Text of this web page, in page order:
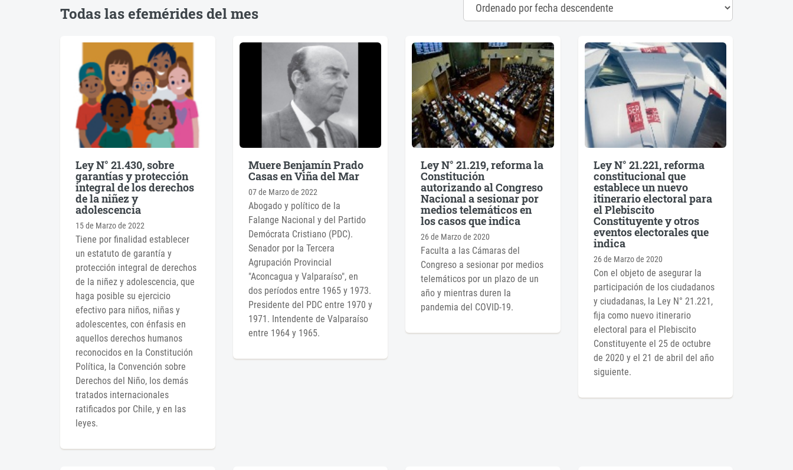
Todas las efemérides del mes
Ley N° 21.430, sobre
garantías y protección
integral de los derechos
de la niñez y
adolescencia
15 de Marzo de 2022
Tiene por finalidad establecer
un estatuto de garantía y
protección integral de derechos
de la niñez y adolescencia, que
haga posible su ejercicio
efectivo para niños, niñas y
adolescentes, con énfasis en
aquellos derechos humanos
reconocidos en la Constitución
Política, la Convención sobre
Derechos del Niño, los demás
tratados internacionales
ratificados por Chile, y en las
leyes.
Muere Benjamín Prado
Casas en Viña del Mar
07 de Marzo de 2022
Abogado y político de la
Falange Nacional y del Partido
Demócrata Cristiano (PDC).
Senador por la Tercera
Agrupación Provincial
"Aconcagua y Valparaíso", en
dos períodos entre 1965 y 1973.
Presidente del PDC entre 1970 y
1971. Intendente de Valparaíso
entre 1964 y 1965.
Ley N° 21.219, reforma la
Constitución
autorizando al Congreso
Nacional a sesionar por
medios telemáticos en
los casos que indica
26 de Marzo de 2020
Faculta a las Cámaras del
Congreso a sesionar por medios
telemáticos por un plazo de un
año y mientras duren la
pandemia del COVID-19.
Ley N° 21.221, reforma
constitucional que
establece un nuevo
itinerario electoral para
el Plebiscito
Constituyente y otros
eventos electorales que
indica
26 de Marzo de 2020
Con el objeto de asegurar la
participación de los ciudadanos
y ciudadanas, la Ley N° 21.221,
fija como nuevo itinerario
electoral para el Plebiscito
Constituyente el 25 de octubre
de 2020 y el 21 de abril del año
siguiente.